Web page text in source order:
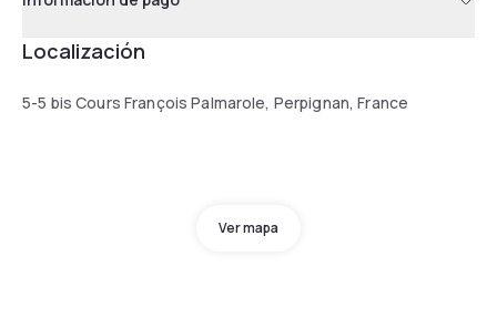
Localización
5-5 bis Cours François Palmarole, Perpignan, France
Ver mapa